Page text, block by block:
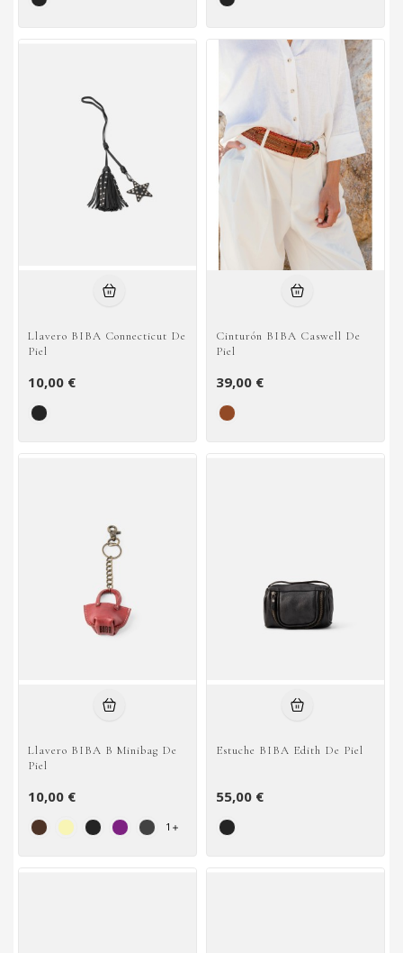
Llavero BIBA Connecticut De
Piel
10,00 €
Cinturón BIBA Caswell De
Piel
39,00 €
Llavero BIBA B Minibag De
Piel
10,00 €
1 
Estuche BIBA Edith De Piel
55,00 €